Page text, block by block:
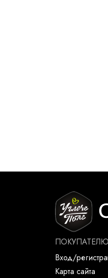
ПОКУПАТЕЛЮ
Вход/
Карта сайта